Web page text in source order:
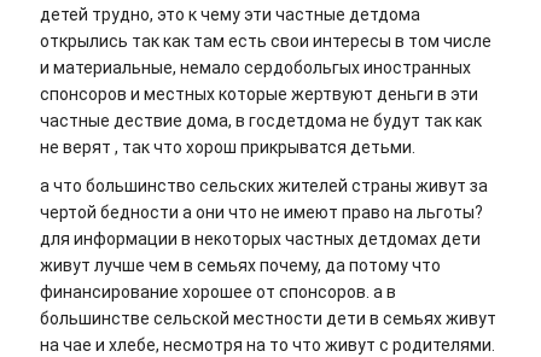
детей трудно, это к чему эти частные детдома
открылись так как там есть свои интересы в том числе
и материальные, немало сердобольгых иностранных
спонсоров и местных которые жертвуют деньги в эти
частные дествие дома, в госдетдома не будут так как
не верят , так что хорош прикрыватся детьми.
а что большинство сельских жителей страны живут за
чертой бедности а они что не имеют право на льготы?
для информации в некоторых частных детдомах дети
живут лучше чем в семьях почему, да потому что
финансирование хорошее от спонсоров. а в
большинстве сельской местности дети в семьях живут
на чае и хлебе, несмотря на то что живут с родителями.